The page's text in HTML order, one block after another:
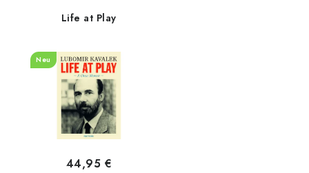
Life at Play
Neu
44,95 €